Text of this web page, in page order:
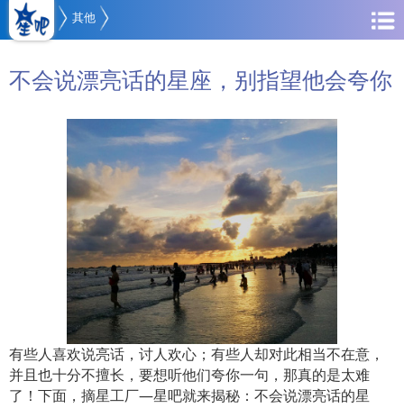
其他
不会说漂亮话的星座，别指望他会夸你
有些人喜欢说亮话，讨人欢心；有些人却对此相当不在意，
并且也十分不擅长，要想听他们夸你一句，那真的是太难
了！下面，摘星工厂—星吧就来揭秘：不会说漂亮话的星